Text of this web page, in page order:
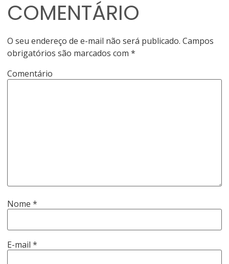
COMENTÁRIO
O seu endereço de e-mail não será publicado. Campos
obrigatórios são marcados com*
Comentário
Nome*
E-mail*